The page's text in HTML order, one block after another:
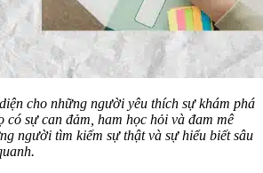
cho những người yêu thích sự khám phá
có sự can đảm, ham học hỏi và đam mê
người tìm kiếm sự thật và sự hiểu biết sâu